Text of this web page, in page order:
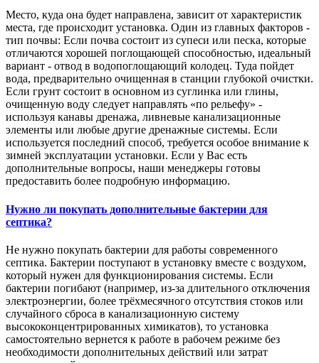
Место, куда она будет направлена, зависит от характеристик
места, где происходит установка. Один из главных факторов -
тип почвы: Если почва состоит из супеси или песка, которые
отличаются хорошей поглощающей способностью, идеальный
вариант - отвод в водопоглощающий колодец. Туда пойдет
вода, предварительно очищенная в станции глубокой очистки.
Если грунт состоит в основном из суглинка или глины,
очищенную воду следует направлять «по рельефу» -
используя канавы дренажа, ливневые канализационные
элементы или любые другие дренажные системы. Если
используется последний способ, требуется особое внимание к
зимней эксплуатации установки. Если у Вас есть
дополнительные вопросы, наши менеджеры готовы
предоставить более подробную информацию.
Нужно ли покупать дополнительные бактерии для
септика?
Не нужно покупать бактерии для работы современного
септика. Бактерии поступают в установку вместе с воздухом,
который нужен для функционирования системы. Если
бактерии погибают (например, из-за длительного отключения
электроэнергии, более трёхмесячного отсутствия стоков или
случайного сброса в канализационную систему
высококонцентрированных химикатов), то установка
самостоятельно вернется к работе в рабочем режиме без
необходимости дополнительных действий или затрат